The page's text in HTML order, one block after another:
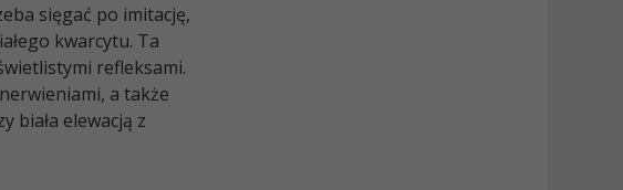
sięgać po imitację,
kwarcytu. Ta
refleksami.
a także
biała elewacją z